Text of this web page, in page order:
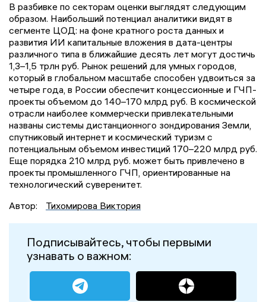
В разбивке по секторам оценки выглядят следующим
образом. Наибольший потенциал аналитики видят в
сегменте ЦОД: на фоне кратного роста данных и
развития ИИ капитальные вложения в дата-центры
различного типа в ближайшие десять лет могут достичь
1,3–1,5 трлн руб. Рынок решений для умных городов,
который в глобальном масштабе способен удвоиться за
четыре года, в России обеспечит концессионные и ГЧП-
проекты объемом до 140–170 млрд руб. В космической
отрасли наиболее коммерчески привлекательными
названы системы дистанционного зондирования Земли,
спутниковый интернет и космический туризм с
потенциальным объемом инвестиций 170–220 млрд руб.
Еще порядка 210 млрд руб. может быть привлечено в
проекты промышленного ГЧП, ориентированные на
технологический суверенитет.
Автор:
Тихомирова Виктория
Подписывайтесь, чтобы первыми
узнавать о важном: